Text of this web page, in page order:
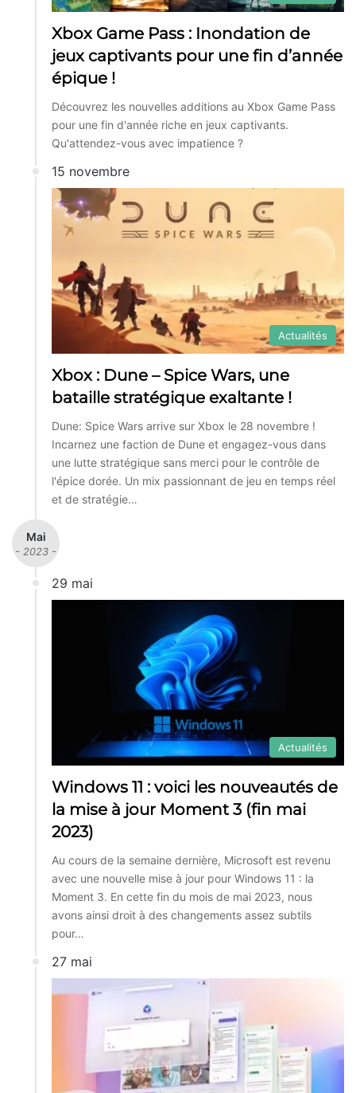
Xbox Game Pass : Inondation de
jeux captivants pour une fin d’année
épique !
Découvrez les nouvelles additions au Xbox Game Pass
pour une fin d'année riche en jeux captivants.
Qu'attendez-vous avec impatience ?
15 novembre
Actualités
Xbox : Dune – Spice Wars, une
bataille stratégique exaltante !
Dune: Spice Wars arrive sur Xbox le 28 novembre !
Incarnez une faction de Dune et engagez-vous dans
une lutte stratégique sans merci pour le contrôle de
l'épice dorée. Un mix passionnant de jeu en temps réel
et de stratégie…
Mai
- 2023 -
29 mai
Actualités
Windows 11 : voici les nouveautés de
la mise à jour Moment 3 (fin mai
2023)
Au cours de la semaine dernière, Microsoft est revenu
avec une nouvelle mise à jour pour Windows 11 : la
Moment 3. En cette fin du mois de mai 2023, nous
avons ainsi droit à des changements assez subtils
pour…
27 mai